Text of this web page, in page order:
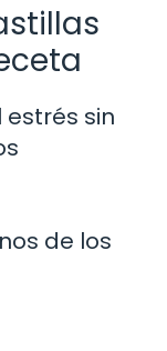
sin
de los